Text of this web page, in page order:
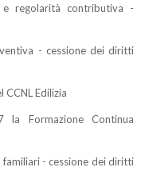
e regolarità contributiva -
- cessione dei diritti
CCNL Edilizia
Formazione Continua
familiari - cessione dei diritti